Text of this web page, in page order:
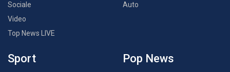
Sociale
Video
Top News LIVE
Auto
Sport Pop News